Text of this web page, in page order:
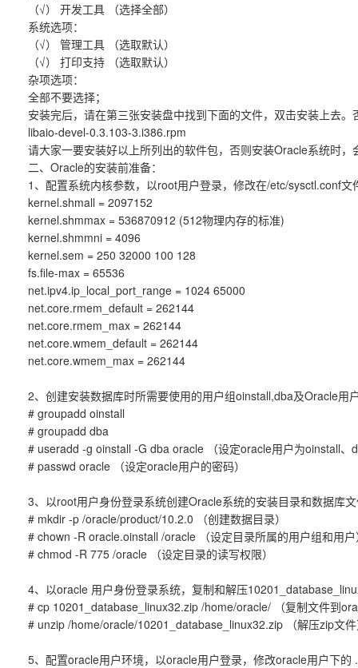
（√） 开发工具 （选择全部）
系统选项：
（√） 管理工具 （选取默认）
（√） 打印支持 （选取默认）
杂项选项：
全部不要选择；
安装完后，请在第三张安装盘中找到下面的文件，双击安装上去
libaio-devel-0.3.103-3.i386.rpm
请大家一要安装好以上所列出的软件包，否则安装Oracle系统时
二、Oracle的安装前准备：
1、配置系统内核参数，以root用户登录，修改在/etc/sysctl.conf
kernel.shmall = 2097152
kernel.shmmax = 536870912 (512物理内存的标准)
kernel.shmmni = 4096
kernel.sem = 250 32000 100 128
fs.file-max = 65536
net.ipv4.ip_local_port_range = 1024 65000
net.core.rmem_default = 262144
net.core.rmem_max = 262144
net.core.wmem_default = 262144
net.core.wmem_max = 262144
2、创建安装数据库时所需要使用的用户组oinstall,dba及Oracle
# groupadd oinstall
# groupadd dba
# useradd -g oinstall -G dba oracle （设定oracle用户为oinstall、
# passwd oracle （设定oracle用户的密码）
3、以root用户身份登录系统创建Oracle系统的安装目录和数据库
# mkdir -p /oracle/product/10.2.0 （创建数据目录）
# chown -R oracle.oinstall /oracle （设定目录所属的用户组和用
# chmod -R 775 /oracle （设定目录的读写权限）
4、以oracle 用户身份登录系统，复制和解压
# cp 10201_database_linux32.zip /home/oracle/ （复制文件到
# unzip /home/oracle/10201_database_linux32.zip （解压zip文
5、配置oracle用户环境，以oracle用户登录，修改oracle用户下